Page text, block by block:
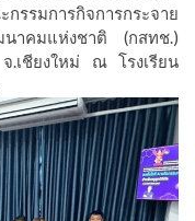
รมการกิจการกระจาย
นาคมแห่งชาติ (กสทช.)
จ.เชียงใหม่ ณ โรงเรียน